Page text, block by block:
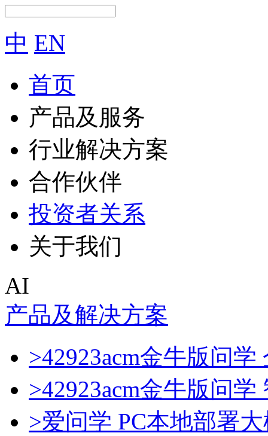
中 EN
首页
产品及服务
行业解决方案
合作伙伴
投资者关系
关于我们
AI
产品及解决方案
>42923acm金牛版问
>42923acm金牛版问
>爱问学 PC本地部署